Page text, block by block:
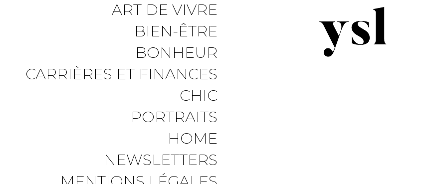
ART DE VIVRE
BIEN-ÊTRE
BONHEUR
CARRIÈRES ET FINANCES
CHIC
PORTRAITS
HOME
NEWSLETTERS
ysl